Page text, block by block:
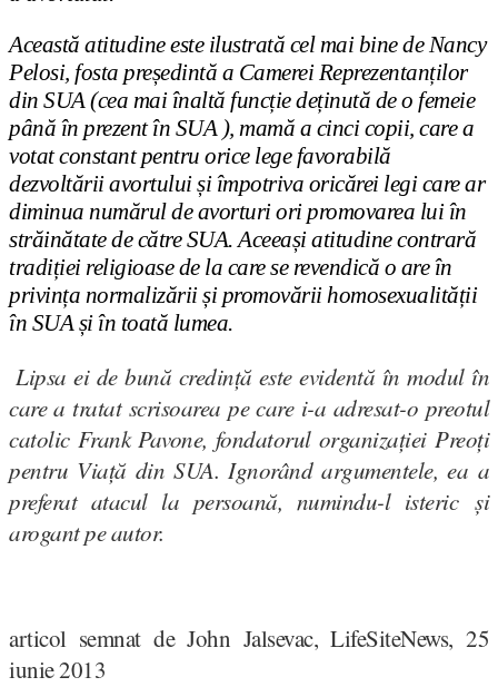
Această atitudine este ilustrată cel mai bine de Nancy
Pelosi, fosta președintă a Camerei Reprezentanților
din SUA (cea mai înaltă funcție deținută de o femeie
până în prezent în SUA ), mamă a cinci copii, care a
votat constant pentru orice lege favorabilă
dezvoltării avortuluiși împotriva oricărei legi care ar
diminua numărul de avorturi ori promovarea lui în
străinătate de către SUA. Aceeași atitudine contrară
tradiției religioase de la care se revendică o are în
privința normalizăriiși promovării homosexualității
în SUAși în toată lumea.
Lipsa ei de bună credință este evidentă în modul în
care a tratat scrisoarea pe care i-a adresat-o preotul
catolic Frank Pavone, fondatorul organizației Preoți
pentru Viață din SUA. Ignorând argumentele, ea a
preferat atacul la persoană, numindu-l isteric și
arogant pe autor.
articol semnat de John Jalsevac, LifeSiteNews, 25
iunie 2013